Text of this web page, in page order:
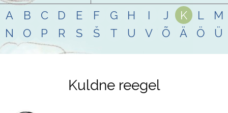
A B C D E F G H I J K L
M
N
O P R S Š T U V Õ Ä Ö Ü
Tsitaadid teemalkuldne reegel
Kuldne reegel